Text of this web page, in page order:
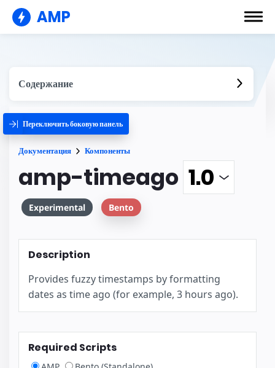
AMP
Содержание
Переключить боковую панель
Документация Компоненты
amp-timeago
Experimental Bento
Description
Provides fuzzy timestamps by formatting
dates as time ago (for example, 3 hours ago).
Required Scripts